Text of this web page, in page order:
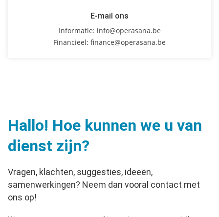
E-mail ons
Informatie: info@operasana.be
Financieel: finance@operasana.be
Hallo! Hoe kunnen we u van
dienst zijn?
Vragen, klachten, suggesties, ideeën,
samenwerkingen? Neem dan vooral contact met
ons op!